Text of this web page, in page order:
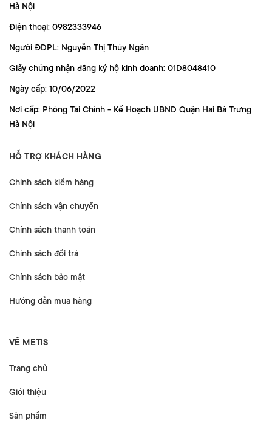
Hà Nội
Điện thoại: 0982333946
Người ĐDPL: Nguyễn Thị Thúy Ngân
Giấy chứng nhận đăng ký hộ kinh doanh: 01D8048410
Ngày cấp: 10/06/2022
Nơi cấp: Phòng Tài Chính - Kế Hoạch UBND Quận Hai Bà Trưng
Hà Nội
HỖ TRỢ KHÁCH HÀNG
Chính sách kiểm hàng
Chính sách vận chuyển
Chính sách thanh toán
Chính sách đổi trả
Chính sách bảo mật
Hướng dẫn mua hàng
VỀ METIS
Trang chủ
Giới thiệu
Sản phẩm